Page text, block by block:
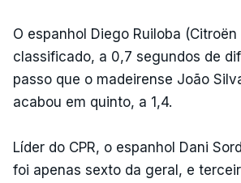
O espanhol Diego Ruiloba
classificado, a 0,7 segundos de
passo que o madeirense João
acabou em quinto, a 1,4.
Líder do CPR, o espanhol Dani
foi apenas sexto da geral, e